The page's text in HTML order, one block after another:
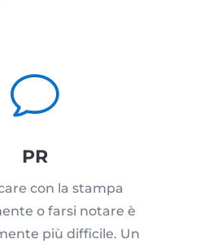
v
PR
con la stampa
o farsi notare è
più difficile. Un